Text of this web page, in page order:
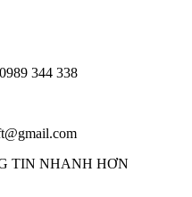
344 338
TIN NHANH HƠN